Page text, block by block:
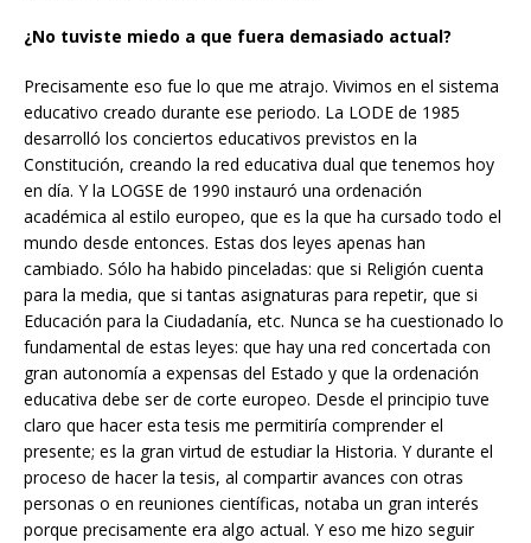
¿No tuviste miedo a que fuera demasiado actual?
Precisamente eso fue lo que me atrajo. Vivimos en el sistema
educativo creado durante ese periodo. La LODE de 1985
desarrolló los conciertos educativos previstos en la
Constitución, creando la red educativa dual que tenemos hoy
en día. Y la LOGSE de 1990 instauró una ordenación
académica al estilo europeo, que es la que ha cursado todo el
mundo desde entonces. Estas dos leyes apenas han
cambiado. Sólo ha habido pinceladas: que si Religión cuenta
para la media, que si tantas asignaturas para repetir, que si
Educación para la Ciudadanía, etc. Nunca se ha cuestionado lo
fundamental de estas leyes: que hay una red concertada con
gran autonomía a expensas del Estado y que la ordenación
educativa debe ser de corte europeo. Desde el principio tuve
claro que hacer esta tesis me permitiría comprender el
presente; es la gran virtud de estudiar la Historia. Y durante el
proceso de hacer la tesis, al compartir avances con otras
personas o en reuniones científicas, notaba un gran interés
porque precisamente era algo actual. Y eso me hizo seguir